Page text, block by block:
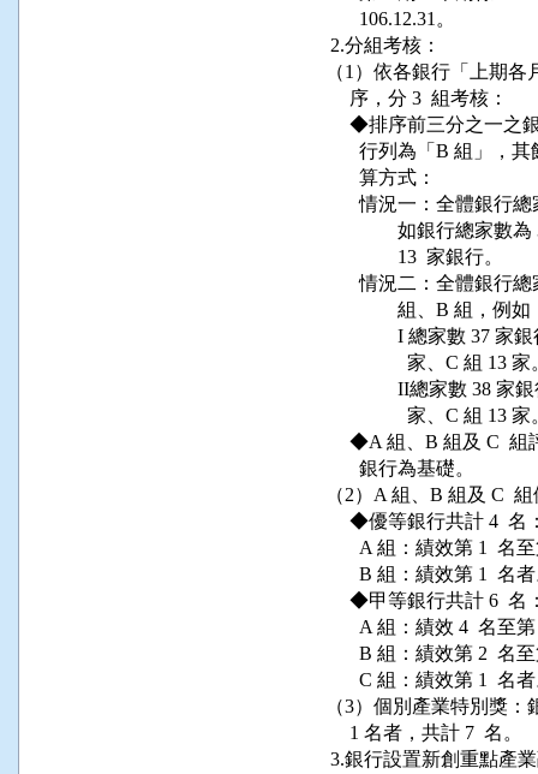
            106.12.31。
      2.分組考核：
（1）依各銀行「上期
          序，分 3  組考核：
◆排序前三分之一
行列為「B 組」
            算方式：
情況一：全體銀
如銀行總
                    13  家銀行。
情況二：全體銀
組、B 組，例
I 總家數
家、C 組 13
II總家數
家、C 組 13
◆A 組、B 組及 C
            銀行為基礎。
（2）A 組、B 組及 C
◆優等銀行共計 4  名
A 組：績效第 1  名
B 組：績效第 1  名
◆甲等銀行共計 6  名
A 組：績效 4  名至
B 組：績效第 2  名
C 組：績效第 1  名
（3）個別產業特別獎
          1 名者，共計 7  名。
3.銀行設置新創重點